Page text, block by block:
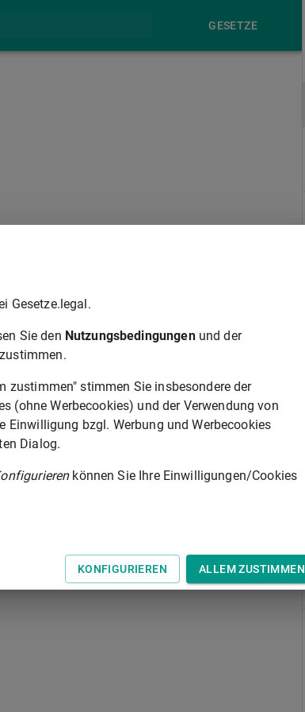
GESETZE
nach diesem Gesetzbuch Gebiete
durchgeführt werden, die auf der
Konzepts der Stärkung oder Entwicklung
sowie von sonstigen für die
der Maßnahmen und gerechten Verteilung
getroffen werden.
§ 172
zwischen Normen.
Gesetze.legal.
Sie den Nutzungsbedingungenund der
zustimmen.
zustimmen" stimmen Sie insbesondere der
(ohne Werbecookies) und der Verwendung von
Einwilligung bzgl. Werbung und Werbecookies
Dialog.
können Sie Ihre Einwilligungen/Cookies
KONFIGURIEREN ALLEM ZUSTIMMEN